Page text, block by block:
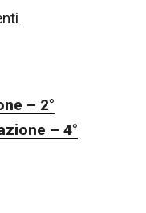
– 2°
– 4°